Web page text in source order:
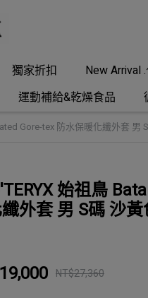
獨家折扣 New Arrival
運動補給&乾燥食品
Gore-tex 防水保暖化纖外套 男
始祖鳥
外套 男 S碼 沙
NT$27,360